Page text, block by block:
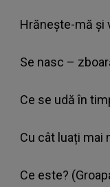
Hrănește-mă și
Se nasc –
Ce se udă în
Cu cât luați mai
Ce este?